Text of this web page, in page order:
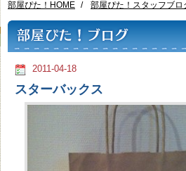
部屋ぴた！HOME / 部屋ぴた！スタッフブロ
2011-04-18
スターバックス